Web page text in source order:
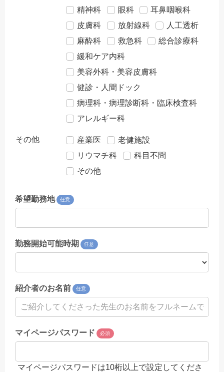
精神科
眼科
耳鼻咽喉科
皮膚科
放射線科
人工透析
麻酔科
救急科
総合診療科
緩和ケア内科
美容外科・美容皮膚科
健診・人間ドック
病理科・病理診断科・臨床検査科
アレルギー科
その他 産業医
老健施設
リウマチ科
科目不問
その他
希望勤務地 任意
勤務開始可能時期 任意
紹介者のお名前 任意
マイページパスワード 必須
マイページパスワードは10桁以上で設定してくださ